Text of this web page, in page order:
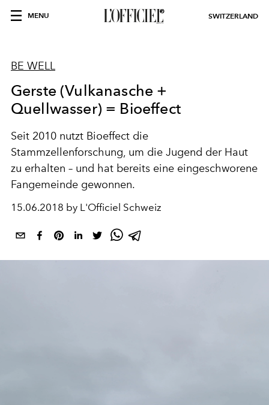
MENU SWITZERLAND
BE WELL
Gerste (Vulkanasche +
Quellwasser) = Bioeffect
Seit 2010 nutzt Bioeffect die
Stammzellenforschung, um die Jugend der Haut
zu erhalten – und hat bereits eine eingeschworene
Fangemeinde gewonnen.
15.06.2018 by L'Officiel Schweiz